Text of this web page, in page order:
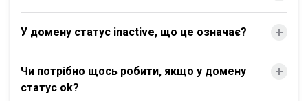
У домену статус inactive, що це означає?
Чи потрібно щось робити, якщо у домену
статус ok?